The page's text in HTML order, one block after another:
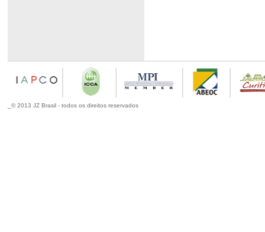
_© 2013 JZ Brasil - todos os direitos reservados